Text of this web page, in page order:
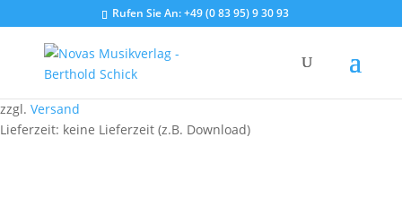
Rufen Sie An:+49 (0 83 95) 9 30 93
zzgl. Versand
Lieferzeit: keine Lieferzeit (z.B. Download)